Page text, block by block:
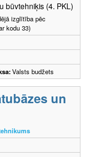
būvtehniķis (4. PKL)
izglītība pēc
kodu 33)
Valsts budžets
un